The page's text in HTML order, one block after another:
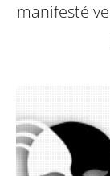
manifesté